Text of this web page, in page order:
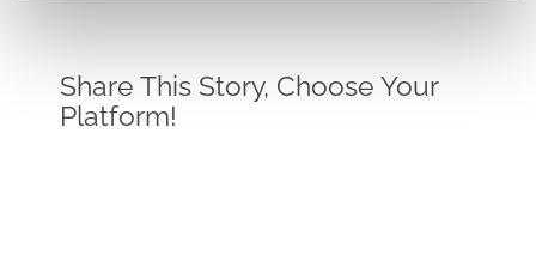
Share This Story, Choose Your
Platform!